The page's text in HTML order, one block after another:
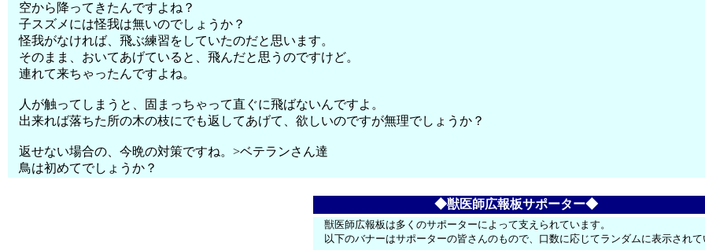
空から降ってきたんですよね？
子スズメには怪我は無いのでしょうか？
怪我がなければ、飛ぶ練習をしていたのだと思います。
そのまま、おいてあげていると、飛んだと思うのですけど。
連れて来ちゃったんですよね。
人が触ってしまうと、固まっちゃって直ぐに飛ばないんですよ。
出来れば落ちた所の木の枝にでも返してあげて、欲しいのですが無理でしょうか？
返せない場合の、今晩の対策ですね。>ベテランさん達
鳥は初めてでしょうか？
◆獣医師広報板サポーター◆
獣医師広報板は多くのサポーターによって支えられています。
以下のバナーはサポーターの皆さんのもので、口数に応じてランダムに表示され